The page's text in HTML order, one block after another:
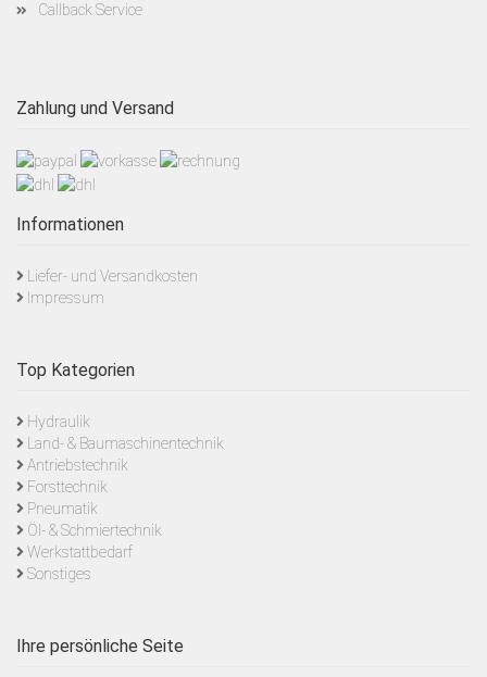
Callback Service
Zahlung und Versand
Informationen
Liefer- und Versandkosten
Impressum
Top Kategorien
Hydraulik
Land- & Baumaschinentechnik
Antriebstechnik
Forsttechnik
Pneumatik
Öl- & Schmiertechnik
Werkstattbedarf
Sonstiges
Ihre persönliche Seite